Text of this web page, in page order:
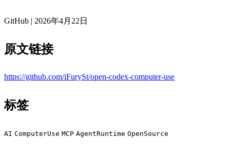
GitHub | 2026年4月22日
原文链接
https://github.com/iFurySt/open-codex-computer-use
标签
AI ComputerUse MCP AgentRuntime OpenSource